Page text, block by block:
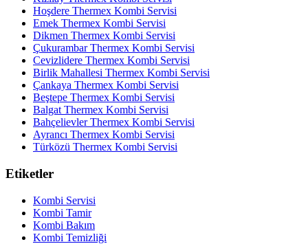
Hoşdere Thermex Kombi Servisi
Emek Thermex Kombi Servisi
Dikmen Thermex Kombi Servisi
Çukurambar Thermex Kombi Servisi
Cevizlidere Thermex Kombi Servisi
Birlik Mahallesi Thermex Kombi Servisi
Çankaya Thermex Kombi Servisi
Beştepe Thermex Kombi Servisi
Balgat Thermex Kombi Servisi
Bahçelievler Thermex Kombi Servisi
Ayrancı Thermex Kombi Servisi
Türközü Thermex Kombi Servisi
Etiketler
Kombi Servisi
Kombi Tamir
Kombi Bakım
Kombi Temizliği